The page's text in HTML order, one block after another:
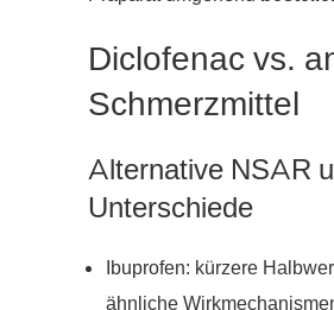
Diclofenac vs.
Schmerzmittel
Alternative NSAR
Unterschiede
Ibuprofen: kürzere
ähnliche